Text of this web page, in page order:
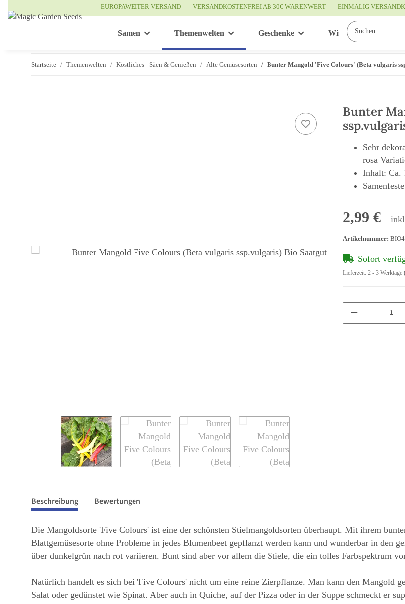
EUROPAWEITER VERSAND VERSANDKOSTENFREI AB 30€ WARENWERT EINMALIG
Samen Themenwelten Geschenke Wissenswertes
Startseite Themenwelten Köstliches - Säen & Genießen Alte Gemüsesorten Bunter Mangold 'Five Colours' (Beta vulgaris
Bunter
Sehr
rosa
Inhalt: Ca.
2,99 €
Artikelnummer:
Sofort
Lieferzeit: 2 - 3 Werktage
Beschreibung Bewertungen
Die Mangoldsorte 'Five Colours' ist eine der schönsten Stielmangoldsorten überhaupt. Mit ihrem
Blattgemüsesorte ohne Probleme in jedes Blumenbeet gepflanzt werden kann und wunderbar in den
über dunkelgrün nach rot variieren. Bunt sind aber vor allem die Stiele, die ein tolles Farbspektrum
Natürlich handelt es sich bei 'Five Colours' nicht um eine reine Zierpflanze. Man kann den Mangold
Salat oder gedünstet wie Spinat. Aber auch in Quiche, auf der Pizza oder in der Suppe schmeckt er